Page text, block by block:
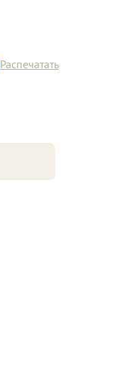
Распечатать